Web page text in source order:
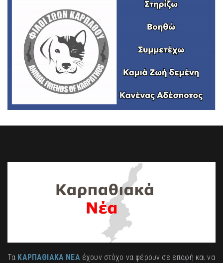
Τα ΚΑΡΠΑΘΙΑΚΑ ΝΕΑέχουν στόχο να φέρουν σε επαφή και να